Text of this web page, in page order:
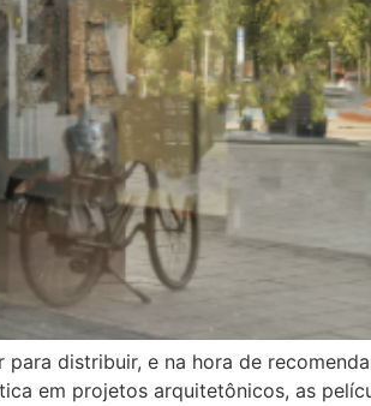
distribuir, e na hora de
em projetos arquitetônicos, as